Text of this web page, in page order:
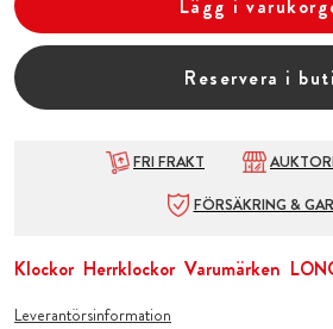
Lägg i
Reservera i
FRI FRAKT
FÖRSÄKRING &
Klockor Herrklockor Varumärken
Leverantörsinformation